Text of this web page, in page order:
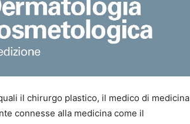
il chirurgo plastico, il medico di medicina
connesse alla medicina come il